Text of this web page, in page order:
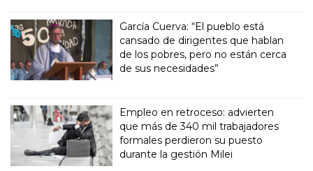
García Cuerva: “El pueblo está
cansado de dirigentes que hablan
de los pobres, pero no están cerca
de sus necesidades”
Empleo en retroceso: advierten
que más de 340 mil trabajadores
formales perdieron su puesto
durante la gestión Milei